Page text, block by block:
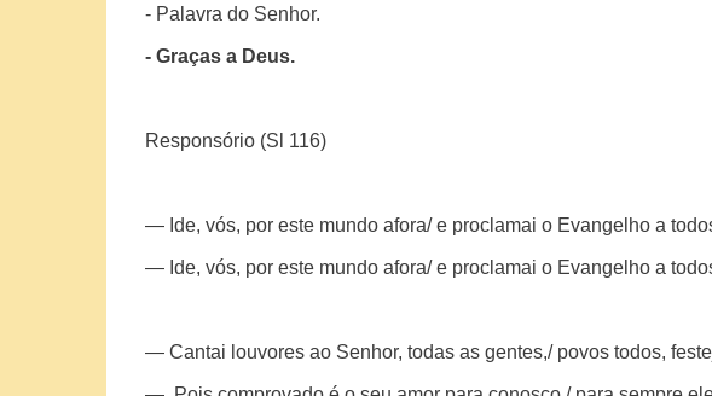
- Palavra do Senhor.
- Graças a Deus.
Responsório (Sl 116)
— Ide, vós, por este mundo afora/ e proclamai o Evangelho a
— Ide, vós, por este mundo afora/ e proclamai o Evangelho a
— Cantai louvores ao Senhor, todas as gentes,/ povos todos,